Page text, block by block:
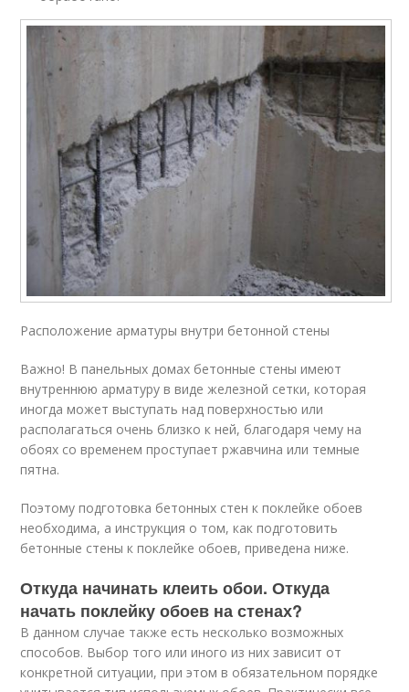
Расположение арматуры внутри бетонной стены
Важно! В панельных домах бетонные стены имеют
внутреннюю арматуру в виде железной сетки, которая
иногда может выступать над поверхностью или
располагаться очень близко к ней, благодаря чему на
обоях со временем проступает ржавчина или темные
пятна.
Поэтому подготовка бетонных стен к поклейке обоев
необходима, а инструкция о том, как подготовить
бетонные стены к поклейке обоев, приведена ниже.
Откуда начинать клеить обои. Откуда
начать поклейку обоев на стенах?
В данном случае также есть несколько возможных
способов. Выбор того или иного из них зависит от
конкретной ситуации, при этом в обязательном порядке